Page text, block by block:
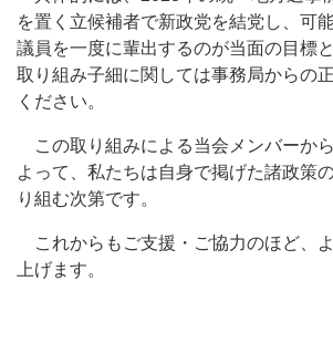
を置く立候補者で新政党を結党し、可
議員を一度に輩出するのが当面の目標
取り組み子細に関しては事務局からの
ください。
この取り組みによる当会メンバーか
よって、私たちは自身で掲げた諸政策
り組む次第です。
これからもご支援・ご協力のほど、
上げます。